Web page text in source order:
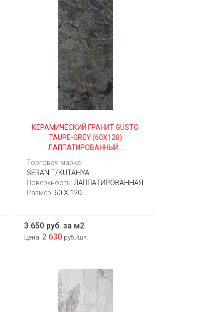
КЕРАМИЧЕСКИЙ ГРАНИТ GUSTO
TAUPE-GREY (60Х120)
ЛАППАТИРОВАННЫЙ...
Торговая марка:
SERANIT/KUTAHYA
Поверхность: ЛАППАТИРОВАННАЯ
Размер: 60 X 120
3 650 руб. за м2
Цена: 2 630 руб./шт.